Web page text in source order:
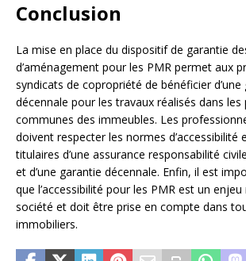
Conclusion
La mise en place du dispositif de garantie
d’aménagement pour les PMR permet aux
syndicats de copropriété de bénéficier d’une
décennale pour les travaux réalisés dans les
communes des immeubles. Les
doivent respecter les normes d’accessibilité
titulaires d’une assurance responsabilité
et d’une garantie décennale. Enfin, il est
que l’accessibilité pour les PMR est un
société et doit être prise en compte dans
immobiliers.